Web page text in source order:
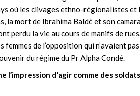
où les clivages ethno-régionalistes
la mort de Ibrahima Baldé et son
perdu la vie au cours de manifs de
de l’opposition qui n’avaient
du régime du Pr Alpha Condé.
l’impression d’agir comme des